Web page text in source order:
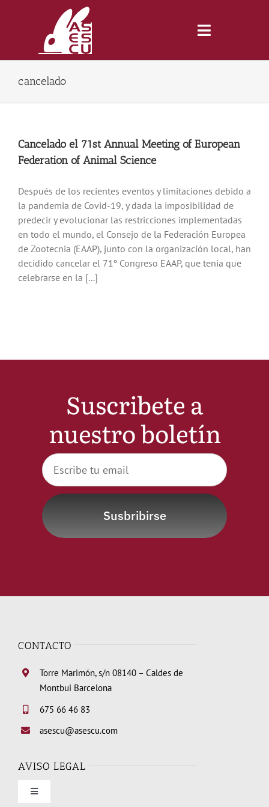
Toggle
Inicio
Tienda
Lonjas
Symposiums
WooCommerce My Account
WooCommerce Cart
cancelado
Cancelado el 71st Annual Meeting of European
Federation of Animal Science
Después de los recientes eventos y limitaciones debido a
la pandemia de Covid-19, y dada la imposibilidad de
predecir y evolucionar las restricciones implementadas
en todo el mundo, el Consejo de la Federación Europea
de Zootecnia (EAAP), junto con la organización local, han
decidido cancelar el 71º Congreso EAAP, que tenia que
celebrarse en la [...]
Suscribete a
nuestro boletín
Susbribirse
CONTACTO
Torre Marimón, s/n 08140 – Caldes de
Montbui Barcelona
675 66 46 83
asescu@asescu.com
AVISO LEGAL
Toggle